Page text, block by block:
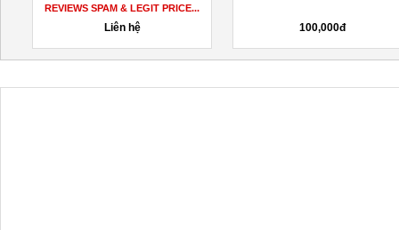
REVIEWS SPAM & LEGIT PRICE...
Liên hệ 100,000đ